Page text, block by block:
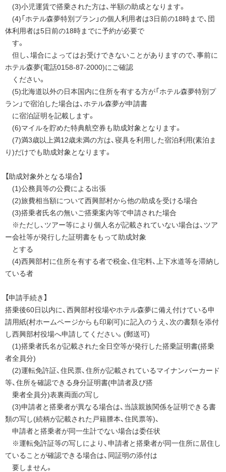
(3)小児運賃で搭乗された方は、半額の助成となります。
(4)「ホテル森夢特別プラン」の個人利用者は3日前の18時まで、団
体利用者は5日前の18時までに予約が必要で
す。
但し、場合によってはお受けできないことがありますので、事前に
ホテル森夢(電話0158-87-2000)にご確認
ください。
(5)北海道以外の日本国内に住所を有する方が「ホテル森夢特別プ
ラン」で宿泊した場合は、ホテル森夢が申請書
に宿泊証明を記載します。
(6)マイルを貯めた特典航空券も助成対象となります。
(7)満3歳以上満12歳未満の方は、寝具を利用した宿泊利用(素泊ま
り)だけでも助成対象となります。
【助成対象外となる場合】
(1)公務員等の公費による出張
(2)旅費相当額について西興部村から他の助成を受ける場合
(3)搭乗者氏名の無いご搭乗案内等で申請された場合
※ただし、ツアー等により個人名が記載されていない場合は、ツア
ー会社等が発行した証明書をもって助成対象
とする
(4)西興部村に住所を有する者で税金、住宅料、上下水道等を滞納し
ている者
【申請手続き】
搭乗後60日以内に、西興部村役場やホテル森夢に備え付けている申
請用紙(村ホームページからも印刷可)に記入のうえ、次の書類を添付
し西興部村役場へ申請してください。(郵送可)
(1)搭乗者氏名が記載された全日空等が発行した搭乗証明書(搭乗
者全員分)
(2)運転免許証、住民票、住所が記載されているマイナンバーカード
等、住所を確認できる身分証明書(申請者及び搭
乗者全員分)表裏両面の写し
(3)申請者と搭乗者が異なる場合は、当該親族関係を証明できる書
類の写し(続柄が記載された戸籍謄本、住民票等)、
申請者と搭乗者が同一生計でない場合は委任状
※運転免許証等の写しにより、申請者と搭乗者が同一住所に居住し
ていることが確認できる場合は、同証明の添付は
要しません。